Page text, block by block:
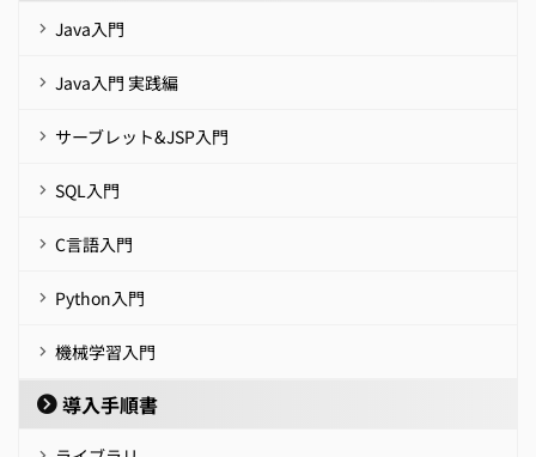
Java入門
Java入門 実践編
サーブレット&JSP入門
SQL入門
C言語入門
Python入門
機械学習入門
導入手順書